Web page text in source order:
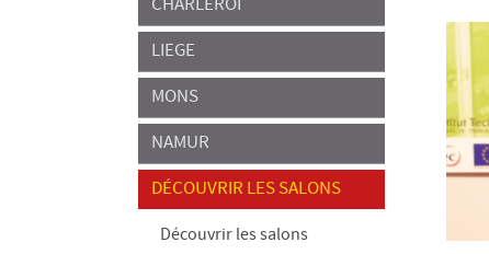
LIEGE
MONS
NAMUR
DÉCOUVRIR LES SALONS
Découvrir les salons